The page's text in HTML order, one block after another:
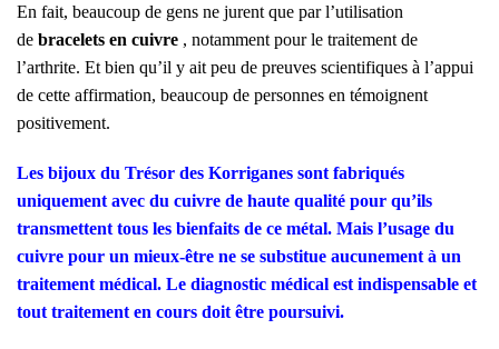
En fait, beaucoup de gens ne jurent que par l’utilisation
de bracelets en cuivre , notamment pour le traitement de
l’arthrite. Et bien qu’il y ait peu de preuves scientifiques à l’appui
de cette affirmation, beaucoup de personnes en témoignent
positivement.
Les bijoux du Trésor des Korriganes sont fabriqués
uniquement avec du cuivre de haute qualité pour qu’ils
transmettent tous les bienfaits de ce métal. Mais l’usage du
cuivre pour un mieux-être ne se substitue aucunement à un
traitement médical. Le diagnostic médical est indispensable et
tout traitement en cours doit être poursuivi.